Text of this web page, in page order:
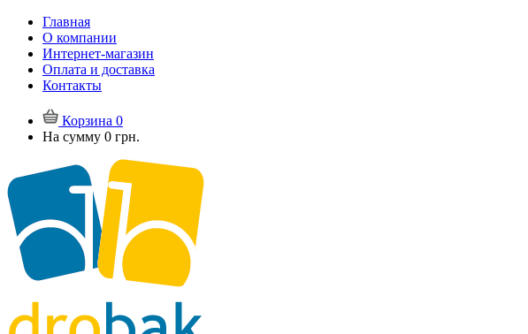
Главная
О компании
Интернет-магазин
Оплата и доставка
Контакты
Корзина 0
На сумму 0 грн.